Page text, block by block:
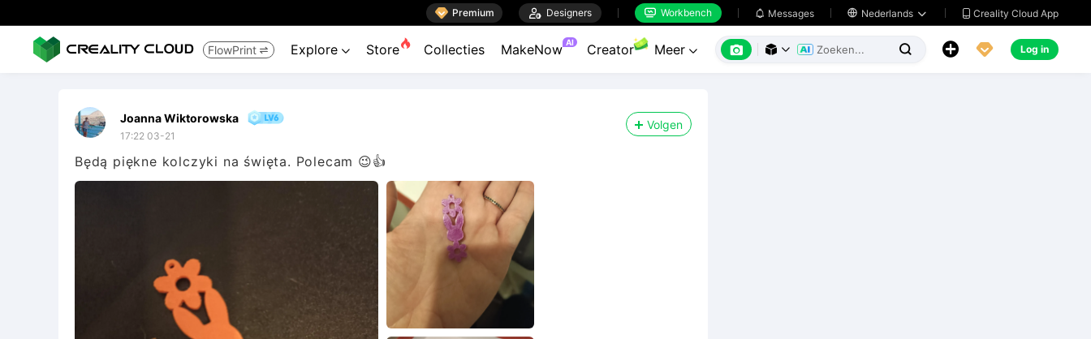
 Premium  Designers  Workbench  Messages  Nederlands   Creality Cloud App
FlowPrint  Explore  Store Collecties MakeNow AI Creator Meer        Log in
Joanna Wiktorowska
17:22 03-21
Volgen
Będą piękne kolczyki na święta. Polecam 😉👍